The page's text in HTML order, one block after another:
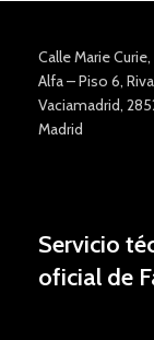
Calle Marie Curie,
Alfa – Piso 6,
Vaciamadrid,
Madrid
Servicio
oficial de